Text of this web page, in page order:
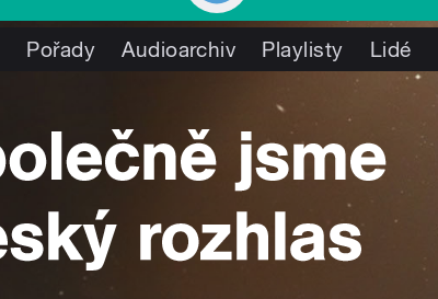
Pořady Audioarchiv Playlisty Lidé